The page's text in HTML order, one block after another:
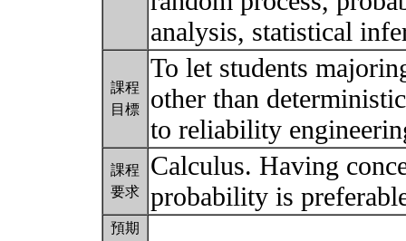
analysis, statistical
課程
目標
To let students
other than
to reliability
課程
要求
Calculus. Having
probability is
預期